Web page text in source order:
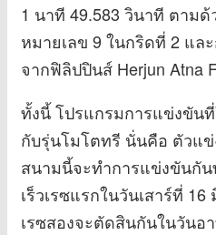
1 นาที 49.583 วินาที ตาม
หมายเลข 9 ในกริดที่ 2 แล
จากฟิลิปปินส์ Herjun Atna
ทั้งนี้ โปรแกรมการแข่งขัน
กับรุ่นโมโตทรี นั่นคือ ตัวแข่
สนามนี้จะทำการแข่งขันกัน
เร็วเรซแรกในวันเสาร์ที่
เรซสองจะตัดสินกันในวันอ